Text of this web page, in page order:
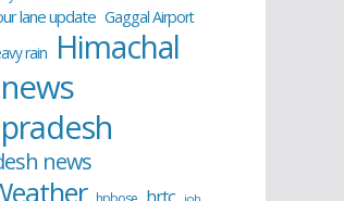
lane update Gaggal Airport
rain Himachal
news